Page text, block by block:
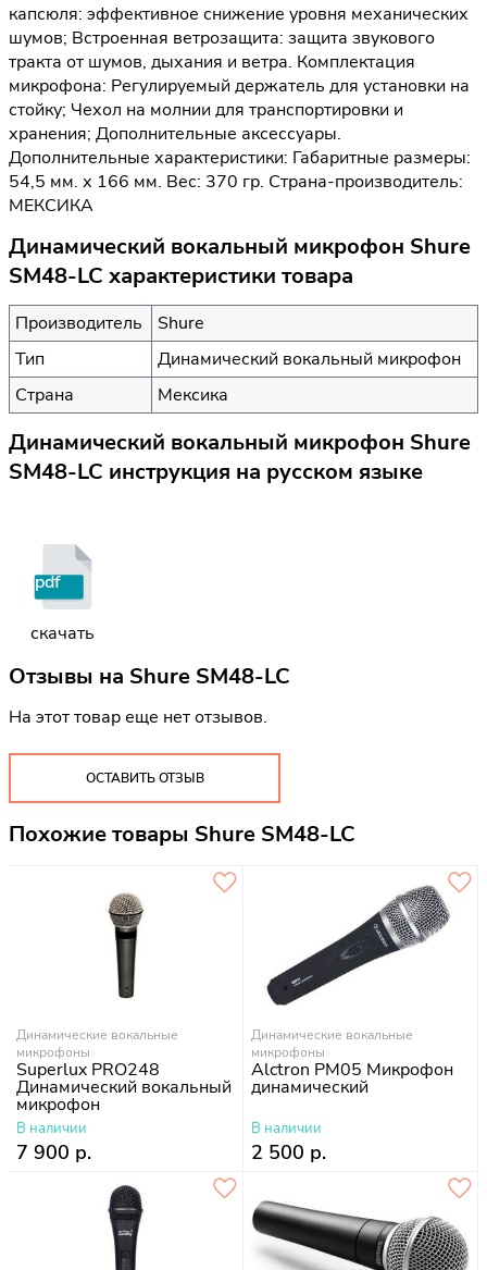
капсюля: эффективное снижение уровня механических
шумов; Встроенная ветрозащита: защита звукового
тракта от шумов, дыхания и ветра. Комплектация
микрофона: Регулируемый держатель для установки на
стойку; Чехол на молнии для транспортировки и
хранения; Дополнительные аксессуары.
Дополнительные характеристики: Габаритные размеры:
54,5 мм. х 166 мм. Вес: 370 гр. Страна-производитель:
МЕКСИКА
Динамический вокальный микрофон Shure
SM48-LC характеристики товара
Производитель
Shure
Тип
Динамический вокальный микрофон
Страна
Мексика
Динамический вокальный микрофон Shure
SM48-LC инструкция на русском языке
pdf
скачать
Отзывы на Shure SM48-LC
На этот товар еще нет отзывов.
ОСТАВИТЬ ОТЗЫВ
Похожие товары Shure SM48-LC
Динамические вокальные
микрофоны
Superlux PRO248
Динамический вокальный
микрофон
В наличии
7 900 р.
Динамические вокальные
микрофоны
Alctron PM05 Микрофон
динамический
В наличии
2 500 р.